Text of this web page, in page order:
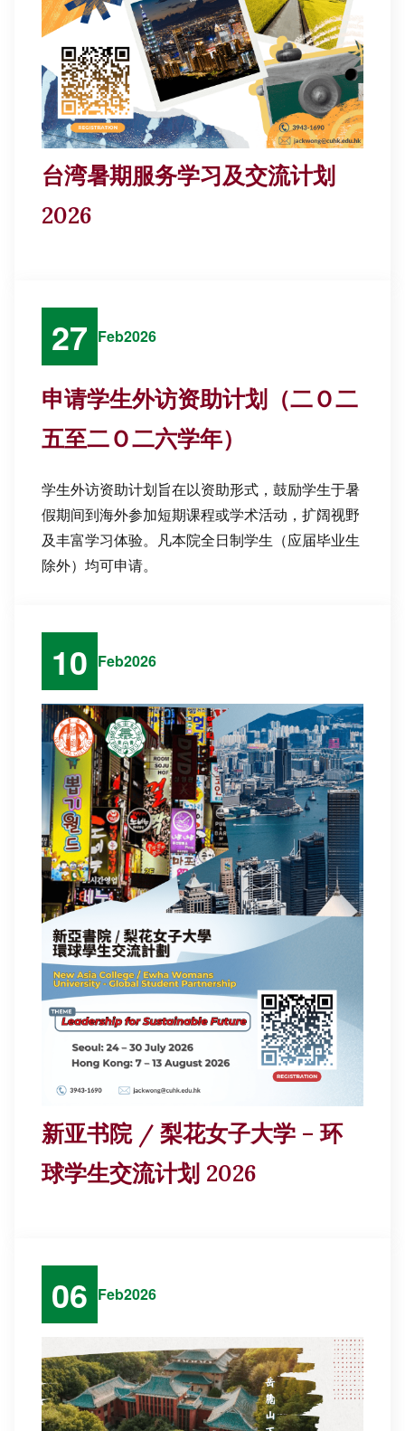
台湾暑期服务学习及交流计划
2026
27 Feb2026
申请学生外访资助计划（二Ｏ二
五至二Ｏ二六学年）
学生外访资助计划旨在以资助形式，鼓励学生于暑
假期间到海外参加短期课程或学术活动，扩阔视野
及丰富学习体验。凡本院全日制学生（应届毕业生
除外）均可申请。
10 Feb2026
新亚书院 / 梨花女子大学 – 环
球学生交流计划 2026
06 Feb2026